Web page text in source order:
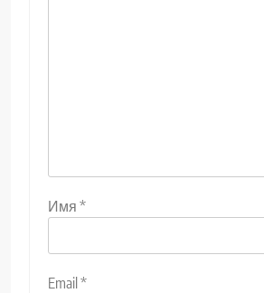
Имя *
Email*